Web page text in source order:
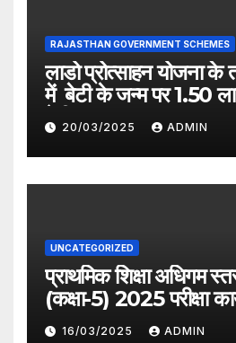
RAJASTHAN GOVERNMENT SCHEMES
लाडो प्रोत्साहन योजना के
में बेटी के जन्म पर 1.50
देगी सरकार
20/03/2025 ADMIN
UNCATEGORIZED
प्राथमिक शिक्षा अधिगम
(कक्षा-5) 2025 परीक्षा
16/03/2025 ADMIN